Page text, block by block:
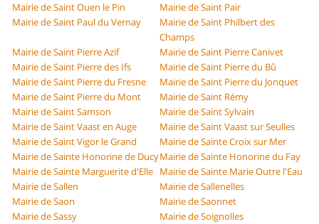
Mairie de Saint Ouen le Pin
Mairie de Saint Pair
Mairie de Saint Paul du Vernay
Mairie de Saint Philbert des
Champs
Mairie de Saint Pierre Azif
Mairie de Saint Pierre Canivet
Mairie de Saint Pierre des Ifs
Mairie de Saint Pierre du Bû
Mairie de Saint Pierre du Fresne
Mairie de Saint Pierre du Jonquet
Mairie de Saint Pierre du Mont
Mairie de Saint Rémy
Mairie de Saint Samson
Mairie de Saint Sylvain
Mairie de Saint Vaast en Auge
Mairie de Saint Vaast sur Seulles
Mairie de Saint Vigor le Grand
Mairie de Sainte Croix sur Mer
Mairie de Sainte Honorine de DucyMairie de Sainte Honorine du Fay
Mairie de Sainte Marguerite d'Elle Mairie de Sainte Marie Outre l'Eau
Mairie de Sallen
Mairie de Sallenelles
Mairie de Saon
Mairie de Saonnet
Mairie de Sassy
Mairie de Soignolles